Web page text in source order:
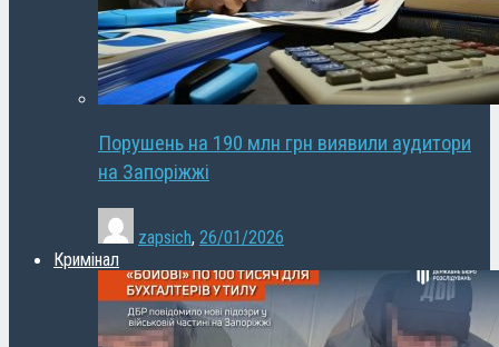
Порушень на 190 млн грн виявили аудитори
на Запоріжжі
zapsich, 26/01/2026
Кримінал